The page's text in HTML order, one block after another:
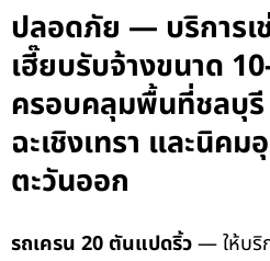
ปลอดภัย — บริการเ
เฮี๊ยบรับจ้างขนาด
ครอบคลุมพื้นที่ชลบุรี
ฉะเชิงเทรา และนิค
ตะวันออก
รถเครน 20 ตันแปดริ้ว— ให้บริ